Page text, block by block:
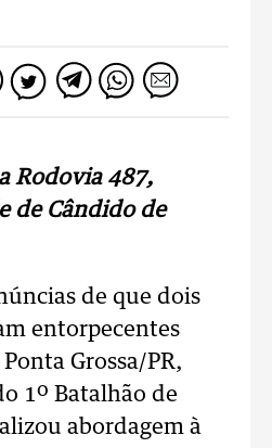
Rodovia 487,
de Cândido de
de que dois
entorpecentes
Grossa/PR,
1º Batalhão de
abordagem à